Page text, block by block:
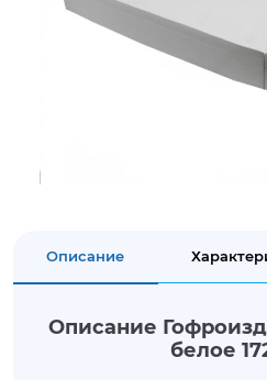
Описание
Описание
белое